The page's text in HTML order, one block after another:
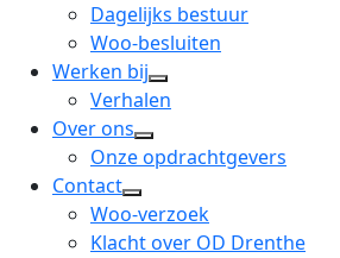
dropdown
menu
Dagelijks bestuur
Woo-besluiten
Werken bij
open
menu
Verhalen
Over ons
open
dropdown
menu
Onze opdrachtgevers
Contact
open
dropdown
Woo-verzoek
Klacht over OD Drenthe